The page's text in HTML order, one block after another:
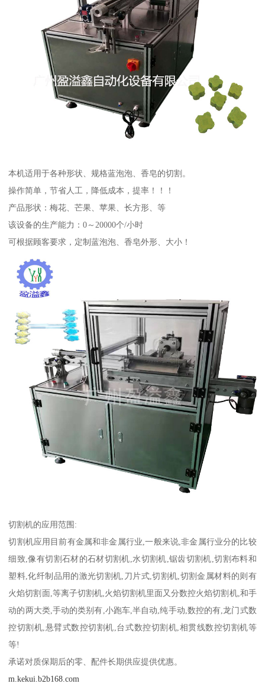
本机适用于各种形状、规格蓝泡泡、香皂的切割。
操作简单，节省人工，降低成本，提率！！！
产品形状：梅花、芒果、苹果、长方形、等
该设备的生产能力：0～20000个/小时
可根据顾客要求，定制蓝泡泡、香皂外形、大小！
切割机的应用范围:
切割机应用目前有金属和非金属行业,一般来说,非金属行业分的比较
细致,像有切割石材的石材切割机,水切割机,锯齿切割机,切割布料和
塑料,化纤制品用的激光切割机,刀片式,切割机,切割金属材料的则有
火焰切割面,等离子切割机,火焰切割机里面又分数控火焰切割机,和手
动的两大类,手动的类别有,小跑车,半自动,纯手动,数控的有,龙门式数
控切割机,悬臂式数控切割机,台式数控切割机,相贯线数控切割机等
等!
承诺对质保期后的零、配件长期供应提供优惠。
m.kekui.b2b168.com